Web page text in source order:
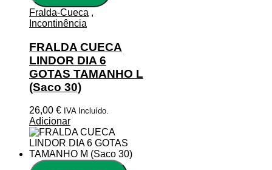
Fralda-Cueca ,
Incontinência
FRALDA CUECA
LINDOR DIA 6
GOTAS TAMANHO L
(Saco 30)
26,00 € IVA Incluído.
Adicionar